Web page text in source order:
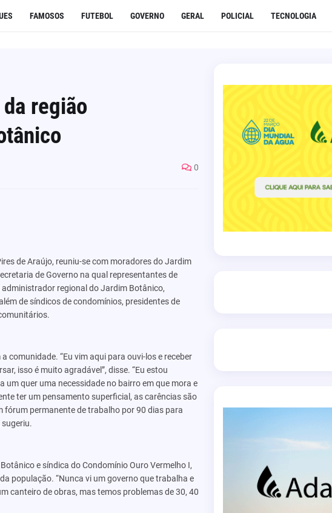
FAMOSOS FUTEBOL GOVERNO GERAL POLICIAL TECNOLOGIA
região
0
de Araújo, reuniu-se com moradores do Jardim
de Governo na qual representantes de
regional do Jardim Botânico,
de síndicos de condomínios, presidentes de
comunidade. “Eu vim aqui para ouvi-los e receber
isso é muito agradável”, disse. “Eu estou
um quer uma necessidade no bairro em que mora e
ter um pensamento superficial, as carências são
fórum permanente de trabalho por 90 dias para
e síndica do Condomínio Ouro Vermelho I,
população. “Nunca vi um governo que trabalha e
canteiro de obras, mas temos problemas de 30, 40